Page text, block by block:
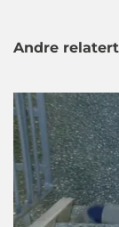
Andre